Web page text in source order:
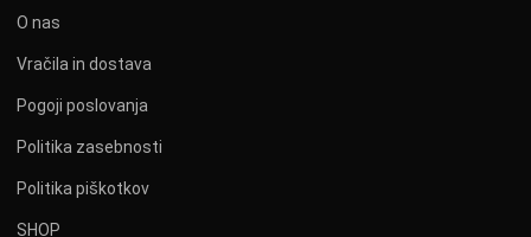
O nas
Vračila in dostava
Pogoji poslovanja
Politika zasebnosti
Politika piškotkov
SHOP